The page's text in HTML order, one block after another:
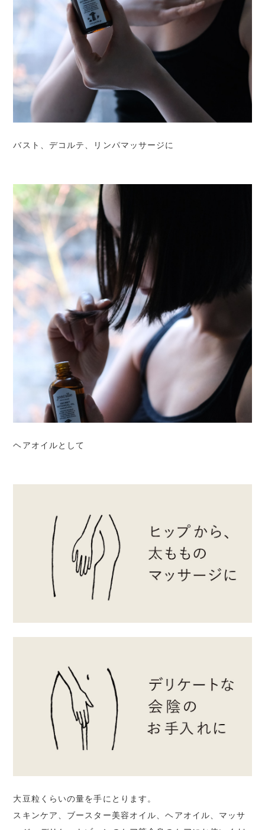
バスト、デコルテ、リンパマッサージに
ヘアオイルとして
大豆粒くらいの量を手にとります。
スキンケア、ブースター美容オイル、ヘアオイル、マッサ